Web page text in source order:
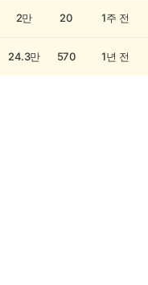
2만 20 1주 전
24.3만 570 1년 전